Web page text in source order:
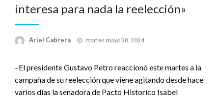
interesa para nada la reelección»
Ariel Cabrera
Publicado
martes mayo 28, 2024
–El presidente Gustavo Petro reaccionó este martes a la
campaña de su reelección que viene agitando desde hace
varios días la senadora de Pacto Historico Isabel